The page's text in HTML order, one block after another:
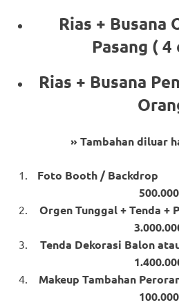
Rias + Busana
Pasang ( 4
Rias + Busana
» Tambahan diluar
Foto Booth /
Orgen Tunggal +
Tenda Dekorasi Balon
Makeup